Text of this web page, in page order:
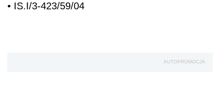
• IS.I/3-423/59/04
AUTOPROMOCJA